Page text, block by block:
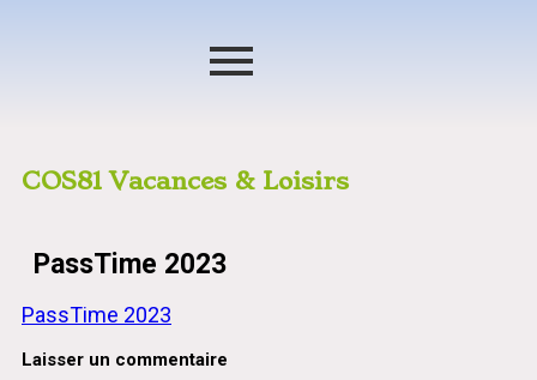
COS81 Vacances & Loisirs
PassTime 2023
PassTime 2023
Laisser un commentaire